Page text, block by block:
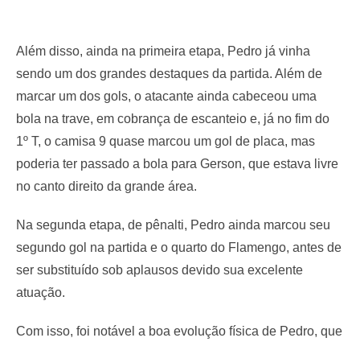
Além disso, ainda na primeira etapa, Pedro já vinha
sendo um dos grandes destaques da partida. Além de
marcar um dos gols, o atacante ainda cabeceou uma
bola na trave, em cobrança de escanteio e, já no fim do
1º T, o camisa 9 quase marcou um gol de placa, mas
poderia ter passado a bola para Gerson, que estava livre
no canto direito da grande área.
Na segunda etapa, de pênalti, Pedro ainda marcou seu
segundo gol na partida e o quarto do Flamengo, antes de
ser substituído sob aplausos devido sua excelente
atuação.
Com isso, foi notável a boa evolução física de Pedro, que